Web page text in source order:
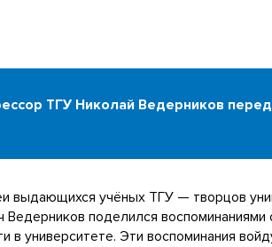
ТГУ Николай Ведерников
выдающихся учёных ТГУ — творцов
поделился
в университете. Эти воспоминания